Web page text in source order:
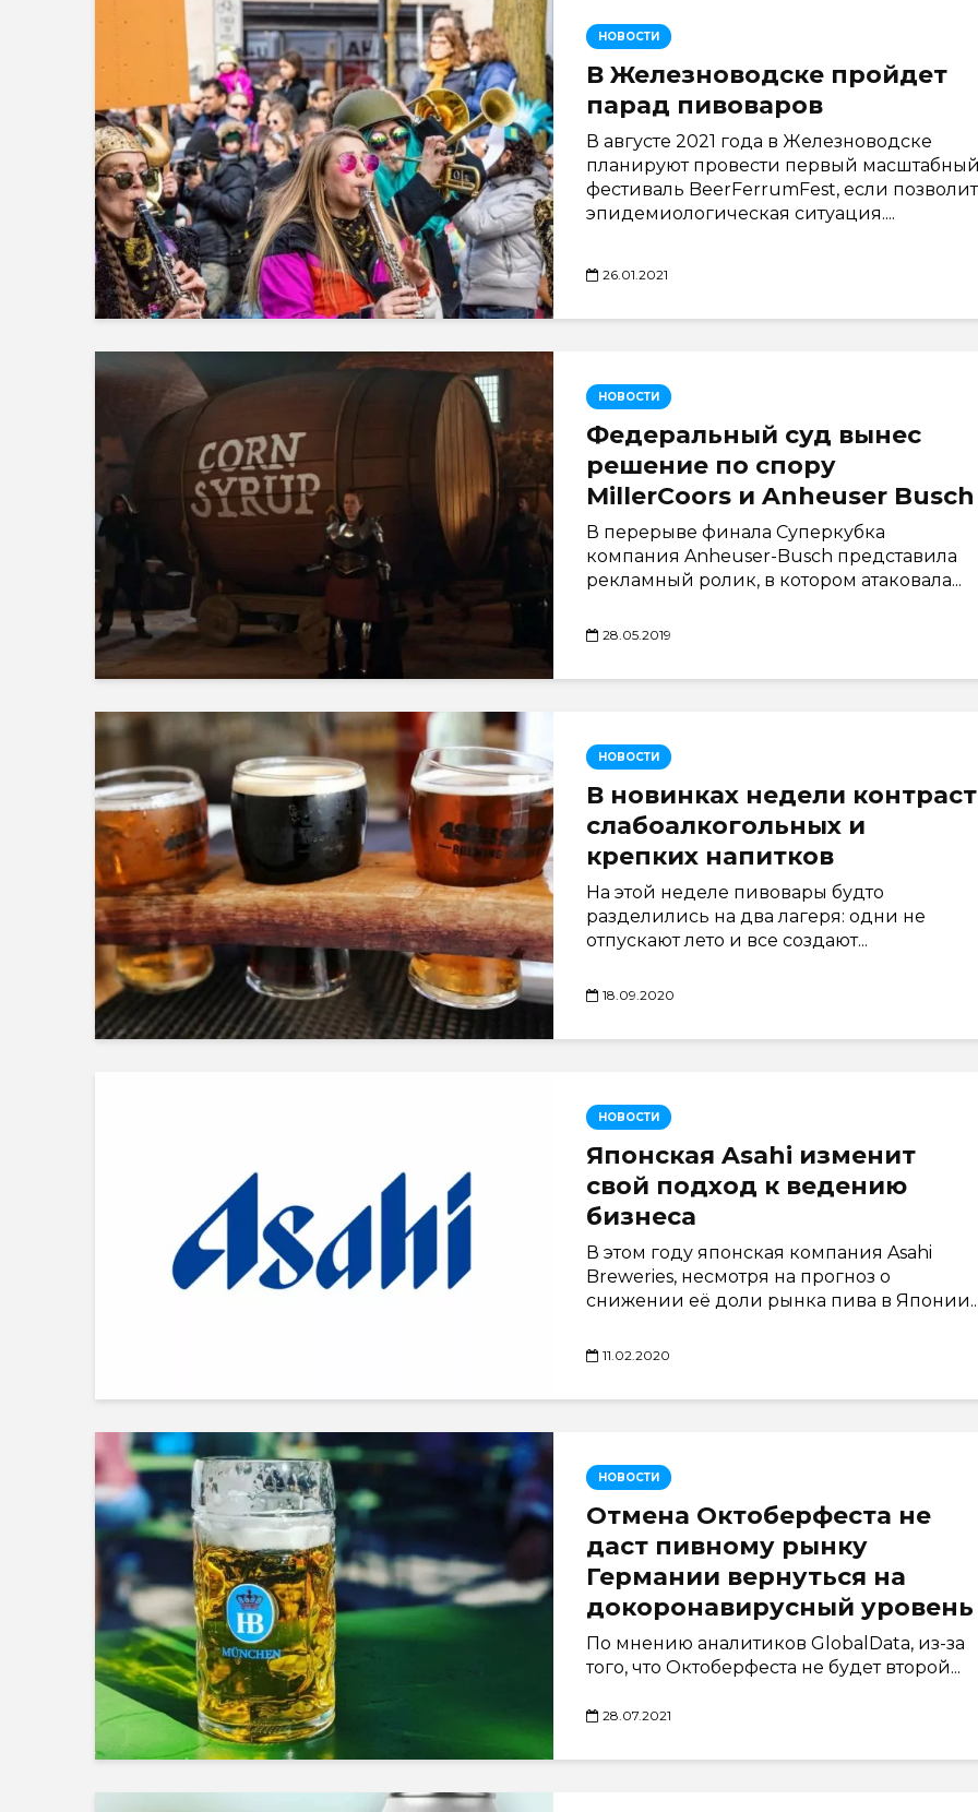
НОВОСТИ
В Железноводске пройдет
парад пивоваров
В августе 2021 года в Железноводске
планируют провести первый
фестиваль BeerFerrumFest, если позволит
эпидемиологическая ситуация....
26.01.2021
НОВОСТИ
Федеральный суд вынес
решение по спору
MillerCoors и Anheuser Busch
В перерыве финала Суперкубка
компания Anheuser-Busch представила
рекламный ролик, в котором атаковала...
28.05.2019
НОВОСТИ
В новинках недели контраст
слабоалкогольных и
крепких напитков
На этой неделе пивовары будто
разделились на два лагеря: одни не
отпускают лето и все создают...
18.09.2020
НОВОСТИ
Японская Asahi изменит
свой подход к ведению
бизнеса
В этом году японская компания Asahi
Breweries, несмотря на прогноз о
снижении её доли рынка пива в
11.02.2020
НОВОСТИ
Отмена Октоберфеста не
даст пивному рынку
Германии вернуться на
докоронавирусный уровень
По мнению аналитиков GlobalData, из-за
того, что Октоберфеста не будет второй...
28.07.2021